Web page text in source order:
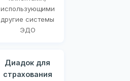
использующими
другие системы
ЭДО
Диадок для
страхования